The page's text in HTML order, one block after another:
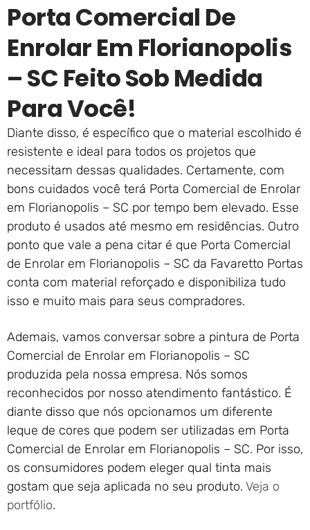
Porta Comercial De
Enrolar Em Florianopolis
– SC Feito Sob Medida
Para Você!
Diante disso, é específico que o material escolhido é
resistente e ideal para todos os projetos que
necessitam dessas qualidades. Certamente, com
bons cuidados você terá Porta Comercial de Enrolar
em Florianopolis – SC por tempo bem elevado. Esse
produto é usados até mesmo em residências. Outro
ponto que vale a pena citar é que Porta Comercial
de Enrolar em Florianopolis – SC da Favaretto Portas
conta com material reforçado e disponibiliza tudo
isso e muito mais para seus compradores.
Ademais, vamos conversar sobre a pintura de Porta
Comercial de Enrolar em Florianopolis – SC
produzida pela nossa empresa. Nós somos
reconhecidos por nosso atendimento fantástico. É
diante disso que nós opcionamos um diferente
leque de cores que podem ser utilizadas em Porta
Comercial de Enrolar em Florianopolis – SC. Por isso,
os consumidores podem eleger qual tinta mais
gostam que seja aplicada no seu produto. Veja o
portfólio.